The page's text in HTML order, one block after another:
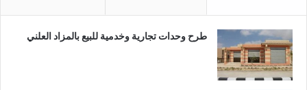
طرح وحدات تجارية وخدمية للبيع بالمزاد العلني